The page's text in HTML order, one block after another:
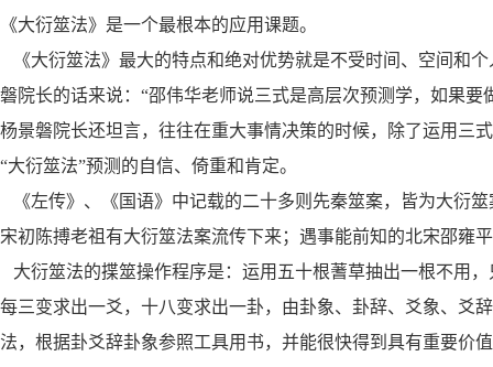
《大衍筮法》是一个最根本的应用课题。
《大衍筮法》最大的特点和绝对优势就是不受时间、空间和
磐院长的话来说：“邵伟华老师说三式是高层次预测学，如果要
杨景磐院长还坦言，往往在重大事情决策的时候，除了运用三
“大衍筮法”预测的自信、倚重和肯定。
《左传》、《国语》中记载的二十多则先秦筮案，皆为大衍
宋初陈搏老祖有大衍筮法案流传下来；遇事能前知的北宋邵雍
大衍筮法的揲筮操作程序是：运用五十根蓍草抽出一根不用
每三变求出一爻，十八变求出一卦，由卦象、卦辞、爻象、爻
法，根据卦爻辞卦象参照工具用书，并能很快得到具有重要价